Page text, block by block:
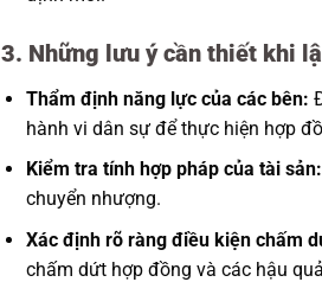
3. Những lưu ý cần thiết khi
Thẩm định năng lực của các bên:
hành vi dân sự để thực hiện hợp
Kiểm tra tính hợp pháp của tài sản:
chuyển nhượng.
Xác định rõ ràng điều kiện chấm
chấm dứt hợp đồng và các hậu